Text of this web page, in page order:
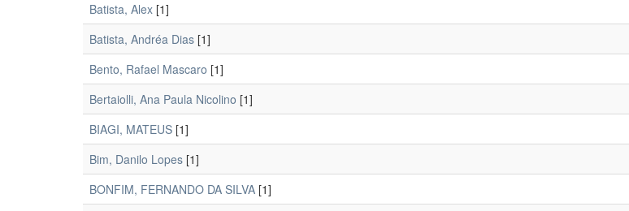
Batista, Alex [1]
Batista, Andréa Dias [1]
Bento, Rafael Mascaro [1]
Bertaiolli, Ana Paula Nicolino [1]
BIAGI, MATEUS [1]
Bim, Danilo Lopes [1]
BONFIM, FERNANDO DA SILVA [1]